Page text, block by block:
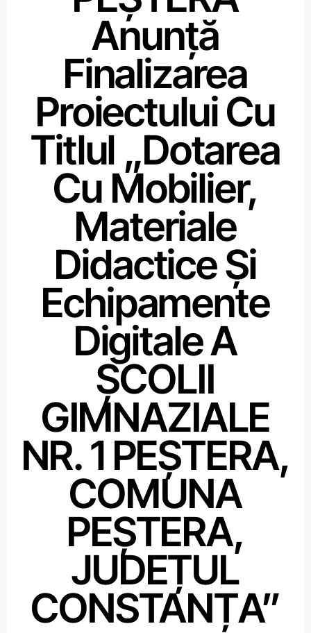
Anunță
Finalizarea
Proiectului Cu
Titlul „Dotarea
Cu Mobilier,
Materiale
Didactice Și
Echipamente
Digitale A
ȘCOLII
GIMNAZIALE
NR. 1 PEȘTERA,
COMUNA
PEȘTERA,
JUDEȚUL
CONSTANȚA”